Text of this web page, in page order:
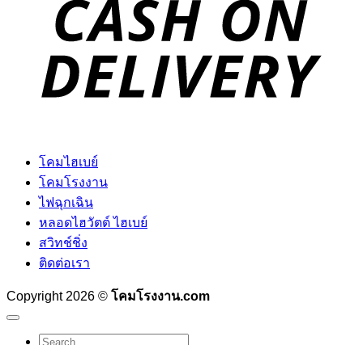
โคมไฮเบย์
โคมโรงงาน
ไฟฉุกเฉิน
หลอดไฮวัตต์ ไฮเบย์
สวิทช์ชิ่ง
ติดต่อเรา
Copyright 2026 © โคมโรงงาน.com
Search